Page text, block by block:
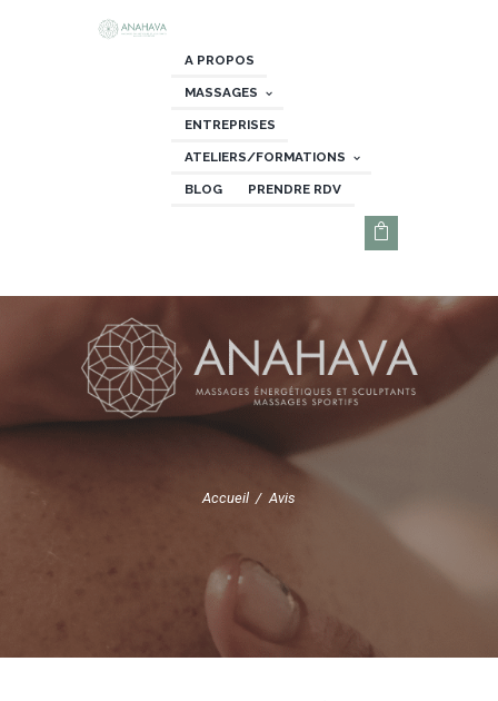
A PROPOS
MASSAGES
ENTREPRISES
ATELIERS/FORMATIONS
BLOG PRENDRE RDV
Accueil Avis